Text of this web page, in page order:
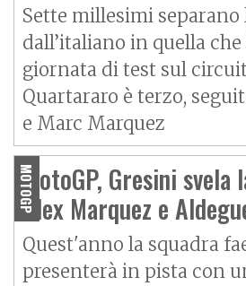
Sette millesimi separano
dall’italiano in quella
giornata di test sul
Quartararo è terzo,
e Marc Marquez
MOTOGP
MotoGP, Gresini svela
Alex Marquez e
Quest'anno la squadra
presenterà in pista con